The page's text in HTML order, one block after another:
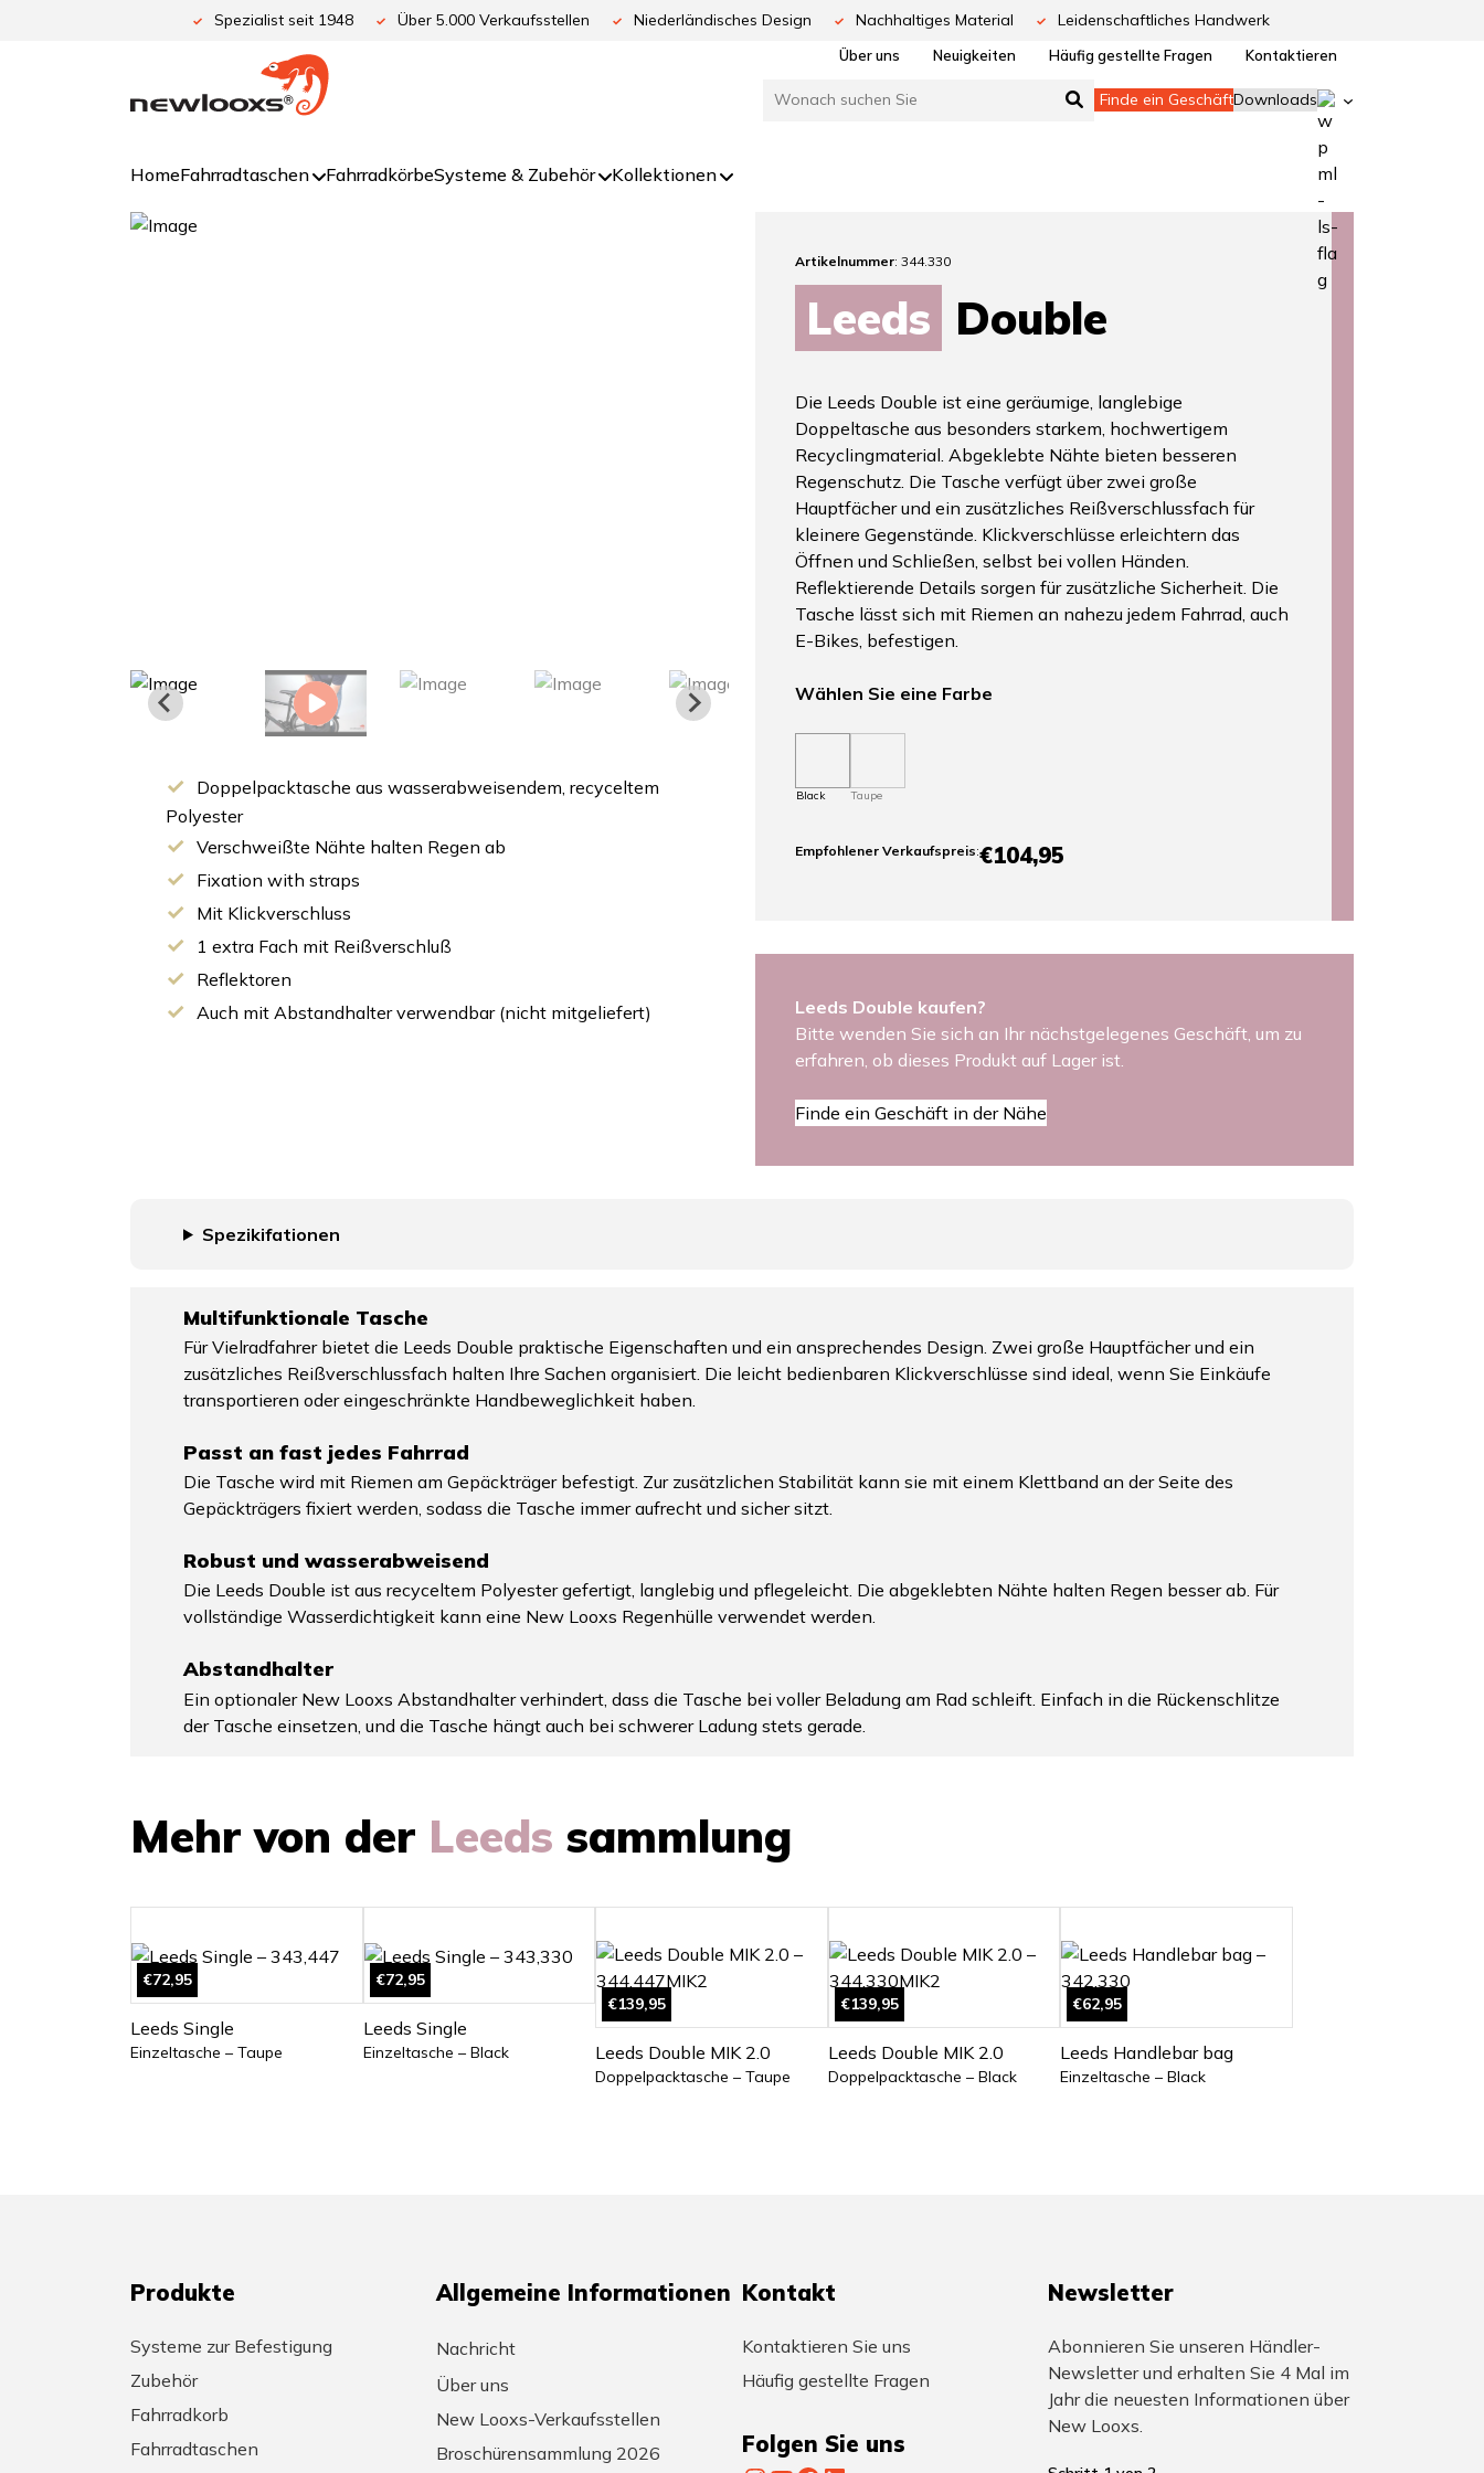
Spezialist seit 1948 Über 5.000 Verkaufsstellen Niederländisches Design Nachhaltiges Material Leidenschaftliches Handwerk
Über uns Neuigkeiten Häufig gestellte Fragen Kontaktieren
Finde ein GeschäftDownloads
HomeFahrradtaschen FahrradkörbeSysteme & Zubehör Kollektionen
Doppelpacktasche aus wasserabweisendem, recyceltem
Polyester
Verschweißte Nähte halten Regen ab
Fixation with straps
Mit Klickverschluss
1 extra Fach mit Reißverschluß
Reflektoren
Auch mit Abstandhalter verwendbar (nicht mitgeliefert)
Artikelnummer: 344.330
Leeds Double
Die Leeds Double ist eine geräumige, langlebige
Doppeltasche aus besonders starkem, hochwertigem
Recyclingmaterial. Abgeklebte Nähte bieten besseren
Regenschutz. Die Tasche verfügt über zwei große
Hauptfächer und ein zusätzliches Reißverschlussfach für
kleinere Gegenstände. Klickverschlüsse erleichtern das
Öffnen und Schließen, selbst bei vollen Händen.
Reflektierende Details sorgen für zusätzliche Sicherheit. Die
Tasche lässt sich mit Riemen an nahezu jedem Fahrrad, auch
E-Bikes, befestigen.
Wählen Sie eine Farbe
Black Taupe
Empfohlener Verkaufspreis:€104,95
Leeds Double kaufen?
Bitte wenden Sie sich an Ihr nächstgelegenes Geschäft, um zu
erfahren, ob dieses Produkt auf Lager ist.
Finde ein Geschäft in der Nähe
Spezikifationen
Multifunktionale Tasche
Für Vielradfahrer bietet die Leeds Double praktische Eigenschaften und ein ansprechendes Design. Zwei große Hauptfächer und ein
zusätzliches Reißverschlussfach halten Ihre Sachen organisiert. Die leicht bedienbaren Klickverschlüsse sind ideal, wenn Sie Einkäufe
transportieren oder eingeschränkte Handbeweglichkeit haben.
Passt an fast jedes Fahrrad
Die Tasche wird mit Riemen am Gepäckträger befestigt. Zur zusätzlichen Stabilität kann sie mit einem Klettband an der Seite des
Gepäckträgers fixiert werden, sodass die Tasche immer aufrecht und sicher sitzt.
Robust und wasserabweisend
Die Leeds Double ist aus recyceltem Polyester gefertigt, langlebig und pflegeleicht. Die abgeklebten Nähte halten Regen besser ab. Für
vollständige Wasserdichtigkeit kann eine New Looxs Regenhülle verwendet werden.
Abstandhalter
Ein optionaler New Looxs Abstandhalter verhindert, dass die Tasche bei voller Beladung am Rad schleift. Einfach in die Rückenschlitze
der Tasche einsetzen, und die Tasche hängt auch bei schwerer Ladung stets gerade.
Mehr von der Leeds sammlung
€72,95
Leeds Single
Einzeltasche – Taupe
€72,95
Leeds Single
Einzeltasche – Black
€139,95
Leeds Double MIK 2.0
Doppelpacktasche – Taupe
€139,95
Leeds Double MIK 2.0
Doppelpacktasche – Black
€62,95
Leeds Handlebar bag
Einzeltasche – Black
Produkte
Systeme zur Befestigung
Zubehör
Fahrradkorb
Fahrradtaschen
Allgemeine Informationen
Nachricht
Über uns
New Looxs-Verkaufsstellen
Broschürensammlung 2026
Kontakt
Kontaktieren Sie uns
Häufig gestellte Fragen
Folgen Sie uns
Newsletter
Abonnieren Sie unseren Händler-
Newsletter und erhalten Sie 4 Mal im
Jahr die neuesten Informationen über
New Looxs.